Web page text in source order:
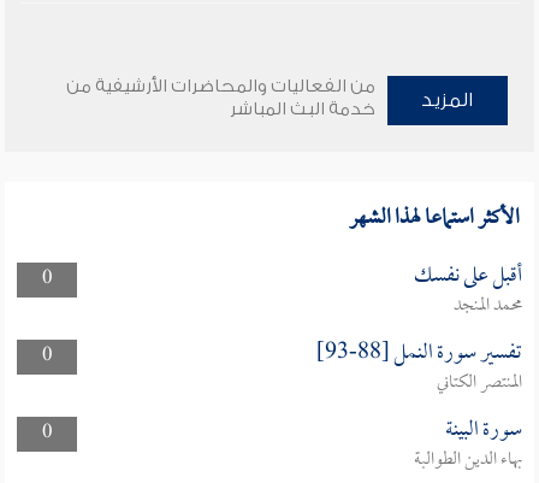
المزيد
من الفعاليات والمحاضرات الأرشيفية من
خدمة البث المباشر
الأكثر استماعا لهذا الشهر
0 أقبل على نفسك
محمد المنجد
0
تفسير سورة النمل [88-93]
المنتصر الكتاني
0
سورة البينة
بهاء الدين الطوالبة